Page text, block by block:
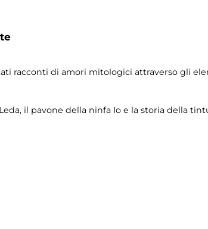
racconti di amori mitologici attraverso gli
il pavone della ninfa Io e la storia della